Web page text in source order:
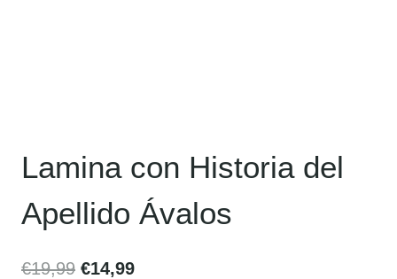
Lamina con Historia del
Apellido Ávalos
€19,99 €14,99